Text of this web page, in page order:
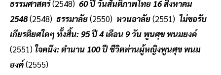
ธรรมศาสตร์(2548) 60 ปี วันสันติภาพไทย 16 สิงหาคม
2548(2548) ธรรมาลัย(2550) หวนอาลัย(2551) ไม่ขอรับ
เกียรติยศใดๆ ทั้งสิ้น: 95 ปี 4 เดือน 9 วัน พูนศุข พนมยงค์
(2551) ใจคนึง: ตำนาน 100 ปี ชีวิตท่านผู้หญิงพูนศุข พนม
ยงค์(2555)